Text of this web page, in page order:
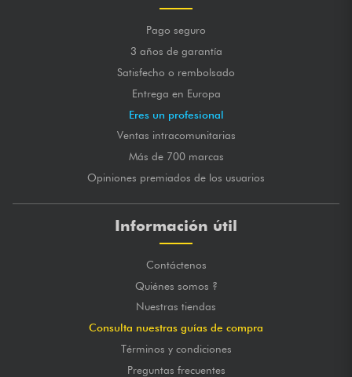
Pago seguro
3 años de garantía
Satisfecho o rembolsado
Entrega en Europa
Eres un profesional
Ventas intracomunitarias
Más de 700 marcas
Opiniones premiados de los usuarios
Información útil
Contáctenos
Quiénes somos ?
Nuestras tiendas
Consulta nuestras guías de compra
Términos y condiciones
Preguntas frecuentes